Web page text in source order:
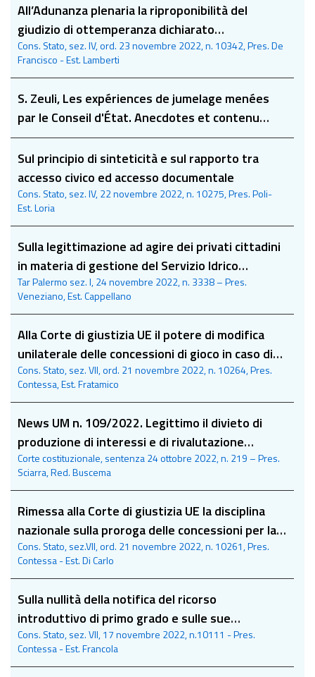
All’Adunanza plenaria la riproponibilità del
giudizio di ottemperanza dichiarato
inammissibile in caso di mutamento normativo
Cons. Stato, sez. IV, ord. 23 novembre 2022, n. 10342, Pres. De
Francisco - Est. Lamberti
S. Zeuli, Les expériences de jumelage menées
par le Conseil d'État. Anecdotes et contenu
essentiel
Sul principio di sinteticità e sul rapporto tra
accesso civico ed accesso documentale
Cons. Stato, sez. IV, 22 novembre 2022, n. 10275, Pres. Poli-
Est. Loria
Sulla legittimazione ad agire dei privati cittadini
in materia di gestione del Servizio Idrico
Integrato
Tar Palermo sez. I, 24 novembre 2022, n. 3338 – Pres.
Veneziano, Est. Cappellano
Alla Corte di giustizia UE il potere di modifica
unilaterale delle concessioni di gioco in caso di
proroga tecnica
Cons. Stato, sez. VII, ord. 21 novembre 2022, n. 10264, Pres.
Contessa, Est. Fratamico
News UM n. 109/2022. Legittimo il divieto di
produzione di interessi e di rivalutazione
monetaria per i debiti insoluti degli enti locali
dalla data in cui è deliberato il dissesto e sino
Corte costituzionale, sentenza 24 ottobre 2022, n. 219 – Pres.
Sciarra, Red. Buscema
Rimessa alla Corte di giustizia UE la disciplina
nazionale sulla proroga delle concessioni per la
gestione delle Sale Bingo
Cons. Stato, sez.VII, ord. 21 novembre 2022, n. 10261, Pres.
Contessa - Est. Di Carlo
Sulla nullità della notifica del ricorso
introduttivo di primo grado e sulle sue
conseguenze in appello
Cons. Stato, sez. VII, 17 novembre 2022, n.10111 - Pres.
Contessa - Est. Francola